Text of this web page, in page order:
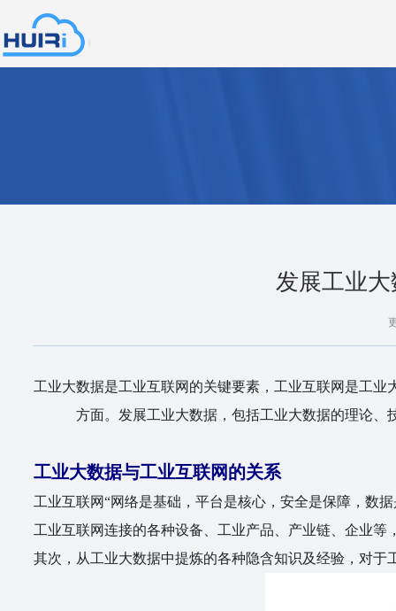
发展工业
工业大数据是工业互联网的关键要素，工业互联网是工
方面。发展工业大数据，包括工业大数据的理论
工业大数据与工业互联网的关系
工业互联网“网络是基础，平台是核心，安全是保障，数
工业互联网连接的各种设备、工业产品、产业链、企业等
其次，从工业大数据中提炼的各种隐含知识及经验，对